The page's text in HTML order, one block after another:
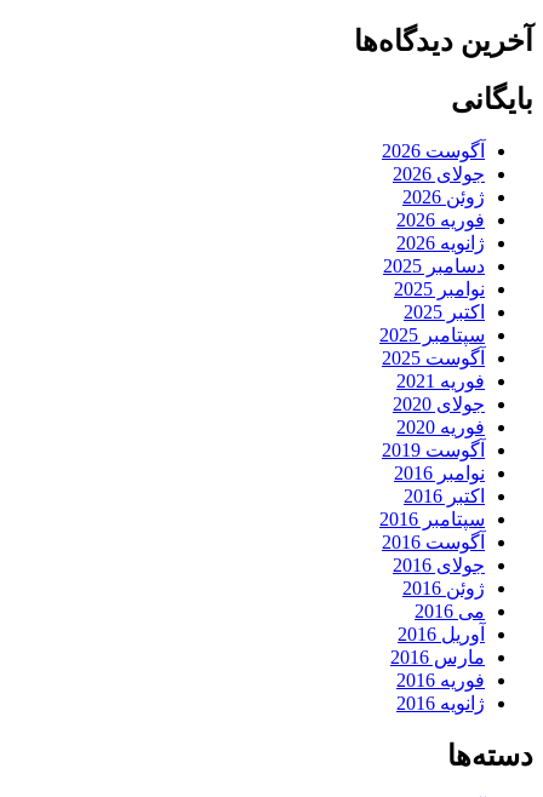
آخرین دیدگاه‌ها
بایگانی
آگوست 2026
جولای 2026
ژوئن 2026
فوریه 2026
ژانویه 2026
دسامبر 2025
نوامبر 2025
اکتبر 2025
سپتامبر 2025
آگوست 2025
فوریه 2021
جولای 2020
فوریه 2020
آگوست 2019
نوامبر 2016
اکتبر 2016
سپتامبر 2016
آگوست 2016
جولای 2016
ژوئن 2016
می 2016
آوریل 2016
مارس 2016
فوریه 2016
ژانویه 2016
دسته‌ها